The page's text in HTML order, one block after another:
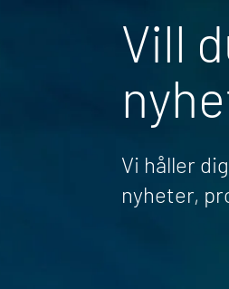
Vill
Vi håller
nyheter,